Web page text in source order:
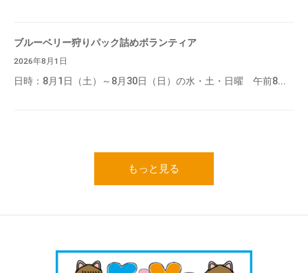
ブルーベリー狩りパック詰めボランティア
2026年8月1日
日時：8月1日（土）～8月30日（日）の水・土・日曜 午前8...
もっと見る